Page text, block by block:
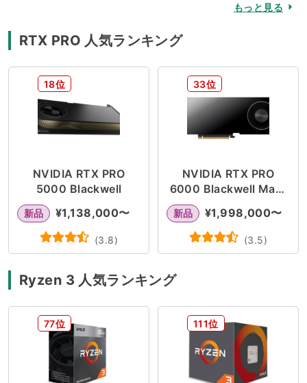
もっと見る
RTX PRO 人気ランキング
18位
NVIDIA RTX PRO
5000 Blackwell
新品 ¥1,138,000〜
(3.8)
33位
NVIDIA RTX PRO
6000 Blackwell Max-
Q Workstation Edition
新品 ¥1,998,000〜
(3.5)
Ryzen 3 人気ランキング
77位 111位